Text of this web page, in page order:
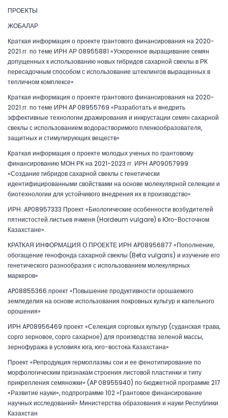
ПРОЕКТЫ
ЖОБАЛАР
Краткая информация о проекте грантового финансирования на 2020-
2021 гг. по теме ИРН АР 08955881 «Ускоренное выращивание семян
допущенных к использованию новых гибридов сахарной свеклы в РК
пересадочным способом с использование штеклингов выращенных в
тепличном комплексе»
Краткая информация о проекте грантового финансирования на 2020-
2021 гг. по теме ИРН AP 08955769 «Разработать и внедрить
эффективные технологии дражирования и инкрустации семян сахарной
свеклы с использованием водорастворимого пленкообразователя,
защитных и стимулирующих веществ»
Краткая информация о проекте молодых ученых по грантовому
финансированию МОН РК на 2021-2023 гг. ИРН AP09057999
«Создание гибридов сахарной свеклы с генетически
идентифицированными свойствами на основе молекулярной селекции и
биотехнологии для устойчивого внедрения их в производство»
ИРН: AP08957333 Проект «Биологические особенности возбудителей
пятнистостей листьев ячменя (Hordeum vulgare) в Юго-Восточном
Казахстане».
КРАТКАЯ ИНФОРМАЦИЯ О ПРОЕКТЕ ИРН AP08956877 «Пополнение,
обогащение генофонда сахарной свеклы (Beta vulgaris) и изучение его
генетического разнообразия с использованием молекулярных
маркеров»
AP08855366 проект «Повышение продуктивности орошаемого
земледелия на основе использования покровных культур и капельного
орошения»
ИРН AP08956469 проект «Селекция сорговых культур (суданская трава,
сорго зерновое, сорго сахарное) для производства зеленой массы,
зернофуража в условиях юга, юго-востока Казахстана»
Проект «Репродукция гермоплазмы сои и ее фенотипирование по
морфологическим признакам строения листовой пластинки и типу
прикрепления семяножки» (AP 08955940) по бюджетной программе 217
«Развитие науки», подпрограмме 102 «Грантовое финансирование
научных исследований» Министерства образования и науки Республики
Казахстан